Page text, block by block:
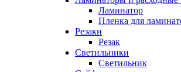
Ламинатор
Пленка для
Резаки
Резак
Светильники
Светильник